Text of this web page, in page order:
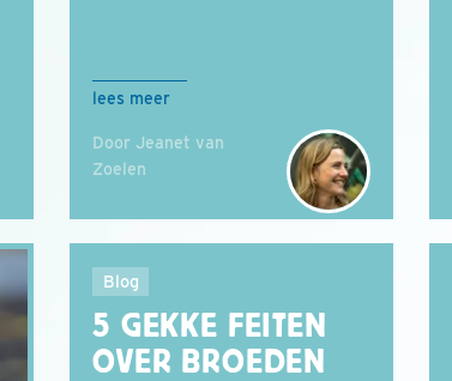
lees meer
Door Jeanet van
Zoelen
Blog
5 GEKKE FEITEN
OVER BROEDEN